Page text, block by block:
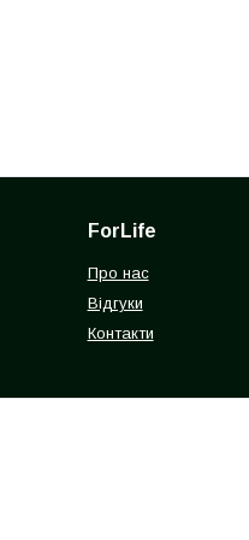
ForLife
Про нас
Відгуки
Контакти